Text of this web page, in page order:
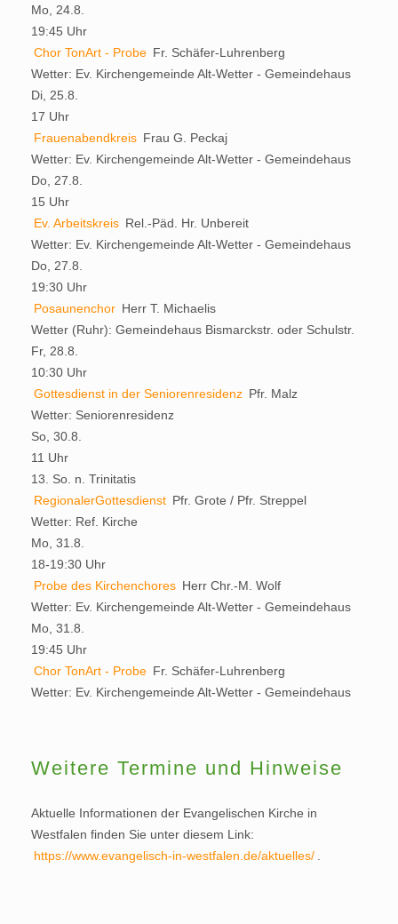
Mo, 24.8.
19:45 Uhr
Chor TonArt - Probe Fr. Schäfer-Luhrenberg
Wetter: Ev. Kirchengemeinde Alt-Wetter - Gemeindehaus
Di, 25.8.
17 Uhr
Frauenabendkreis Frau G. Peckaj
Wetter: Ev. Kirchengemeinde Alt-Wetter - Gemeindehaus
Do, 27.8.
15 Uhr
Ev. Arbeitskreis Rel.-Päd. Hr. Unbereit
Wetter: Ev. Kirchengemeinde Alt-Wetter - Gemeindehaus
Do, 27.8.
19:30 Uhr
Posaunenchor Herr T. Michaelis
Wetter (Ruhr): Gemeindehaus Bismarckstr. oder Schulstr.
Fr, 28.8.
10:30 Uhr
Gottesdienst in der Seniorenresidenz Pfr. Malz
Wetter: Seniorenresidenz
So, 30.8.
11 Uhr
13. So. n. Trinitatis
RegionalerGottesdienst Pfr. Grote / Pfr. Streppel
Wetter: Ref. Kirche
Mo, 31.8.
18-19:30 Uhr
Probe des Kirchenchores Herr Chr.-M. Wolf
Wetter: Ev. Kirchengemeinde Alt-Wetter - Gemeindehaus
Mo, 31.8.
19:45 Uhr
Chor TonArt - Probe Fr. Schäfer-Luhrenberg
Wetter: Ev. Kirchengemeinde Alt-Wetter - Gemeindehaus
Weitere Termine und Hinweise
Aktuelle Informationen der Evangelischen Kirche in
Westfalen finden Sie unter diesem Link:
https://www.evangelisch-in-westfalen.de/aktuelles/